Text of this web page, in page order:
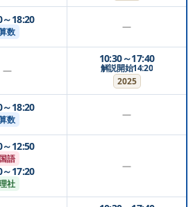
～18:20
数 —
—
10:30～17:40
解説開始14:20
2025
～18:20
数 —
12:50
国語
～17:20
社
—